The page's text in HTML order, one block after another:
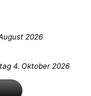
2026
Sonntag 4. Oktober 2026